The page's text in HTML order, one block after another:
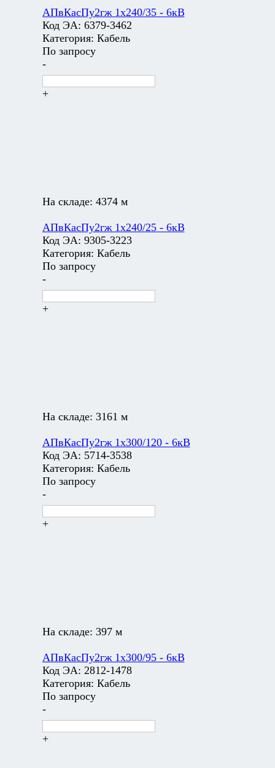
АПвКасПу2гж 1х240/35 - 6кВ
Код ЭА: 6379-3462
Категория: Кабель
По запросу
-
+
На складе: 4374 м
АПвКасПу2гж 1х240/25 - 6кВ
Код ЭА: 9305-3223
Категория: Кабель
По запросу
-
+
На складе: 3161 м
АПвКасПу2гж 1х300/120 - 6кВ
Код ЭА: 5714-3538
Категория: Кабель
По запросу
-
+
На складе: 397 м
АПвКасПу2гж 1х300/95 - 6кВ
Код ЭА: 2812-1478
Категория: Кабель
По запросу
-
+